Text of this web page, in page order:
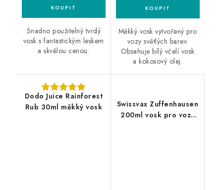
Snadno použitelný tvrdý
vosk s fantastickým leskem
a skvělou cenou.
Měkký vosk vytvořený pro
vozy světlých barev.
Obsahuje bílý včelí vosk
a kokosový olej.
Dodo Juice Rainforest
Rub 30ml měkký vosk
Swissvax Zuffenhausen
200ml vosk pro vozy